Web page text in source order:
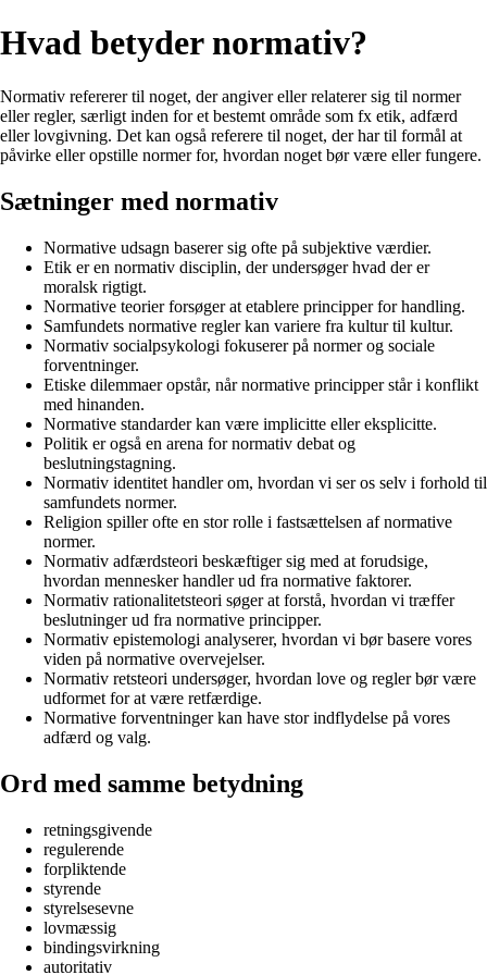
Hvad betyder normativ?
Normativ refererer til noget, der angiver eller relaterer sig til normer
eller regler, særligt inden for et bestemt område som fx etik, adfærd
eller lovgivning. Det kan også referere til noget, der har til formål at
påvirke eller opstille normer for, hvordan noget bør være eller fungere.
Sætninger med normativ
Normative udsagn baserer sig ofte på subjektive værdier.
Etik er en normativ disciplin, der undersøger hvad der er
moralsk rigtigt.
Normative teorier forsøger at etablere principper for handling.
Samfundets normative regler kan variere fra kultur til kultur.
Normativ socialpsykologi fokuserer på normer og sociale
forventninger.
Etiske dilemmaer opstår, når normative principper står i konflikt
med hinanden.
Normative standarder kan være implicitte eller eksplicitte.
Politik er også en arena for normativ debat og
beslutningstagning.
Normativ identitet handler om, hvordan vi ser os selv i forhold til
samfundets normer.
Religion spiller ofte en stor rolle i fastsættelsen af normative
normer.
Normativ adfærdsteori beskæftiger sig med at forudsige,
hvordan mennesker handler ud fra normative faktorer.
Normativ rationalitetsteori søger at forstå, hvordan vi træffer
beslutninger ud fra normative principper.
Normativ epistemologi analyserer, hvordan vi bør basere vores
viden på normative overvejelser.
Normativ retsteori undersøger, hvordan love og regler bør være
udformet for at være retfærdige.
Normative forventninger kan have stor indflydelse på vores
adfærd og valg.
Ord med samme betydning
retningsgivende
regulerende
forpliktende
styrende
styrelsesevne
lovmæssig
bindingsvirkning
autoritativ